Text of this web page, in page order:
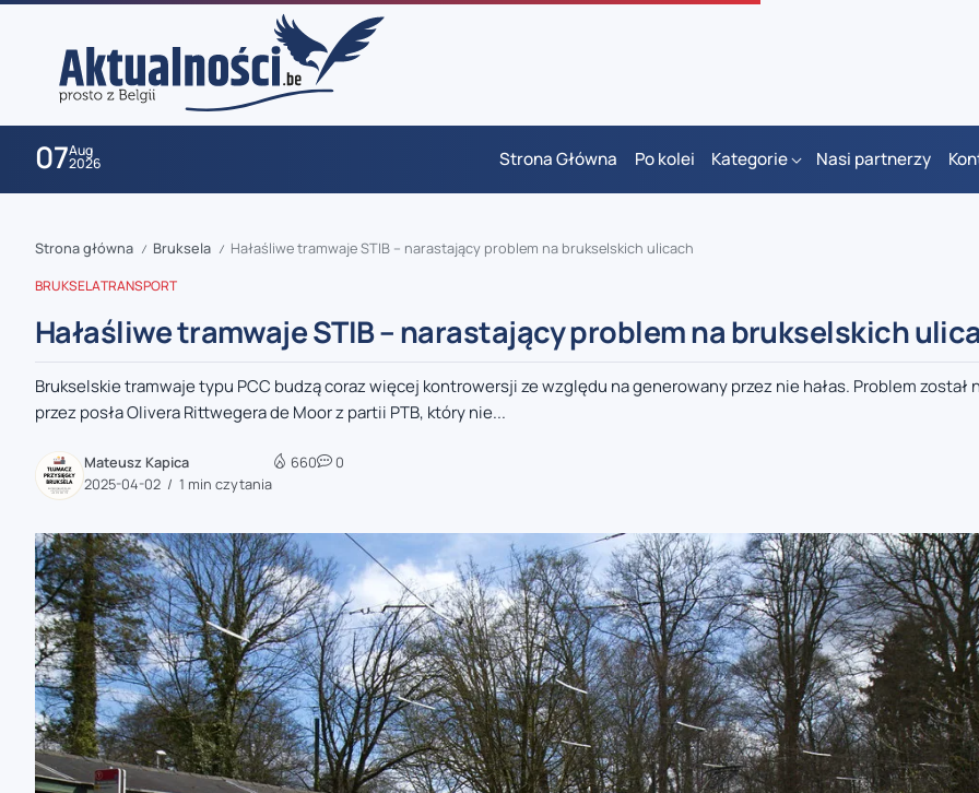
07Aug
2026 Strona Główna Po kolei Kategorie Nasi partnerzy
zaobserwuj nas
zaobserwuj nas
zaobserwuj nas
zaobserwuj nas
zaobserwuj nas
Strona główna / Bruksela / Hałaśliwe tramwaje STIB – narastający problem na brukselskich ulicach
BRUKSELATRANSPORT
Hałaśliwe tramwaje STIB – narastający problem na brukselskich
Brukselskie tramwaje typu PCC budzą coraz więcej kontrowersji ze względu na generowany przez nie hałas. Problem został
przez posła Olivera Rittwegera de Moor z partii PTB, który nie...
Mateusz Kapica
2025-04-02
1 min czytania
660 0